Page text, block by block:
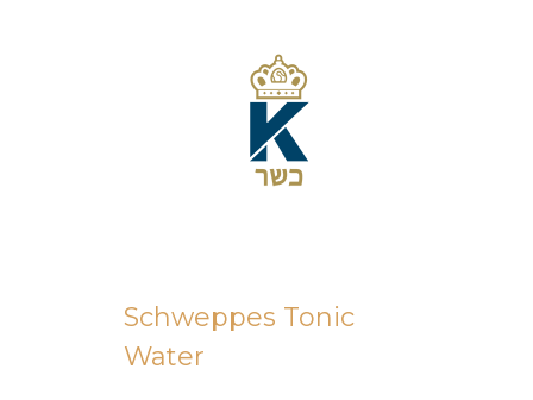
Schweppes Tonic
Water